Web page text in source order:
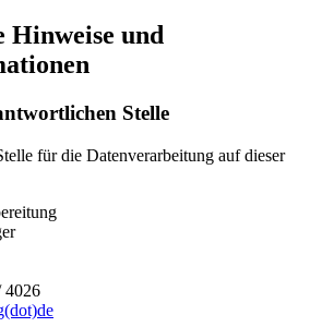
Hinweise und
Stelle
für die Datenverarbeitung auf dieser
4026